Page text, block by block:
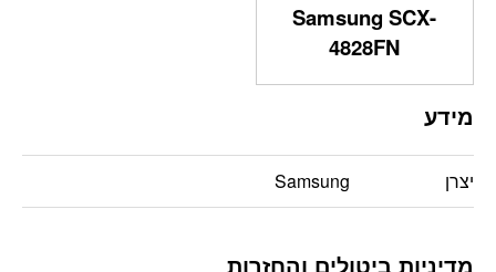
Samsung SCX-
4828FN
מידע
יצרן Samsung
מדיניות ביטולים והחזרות